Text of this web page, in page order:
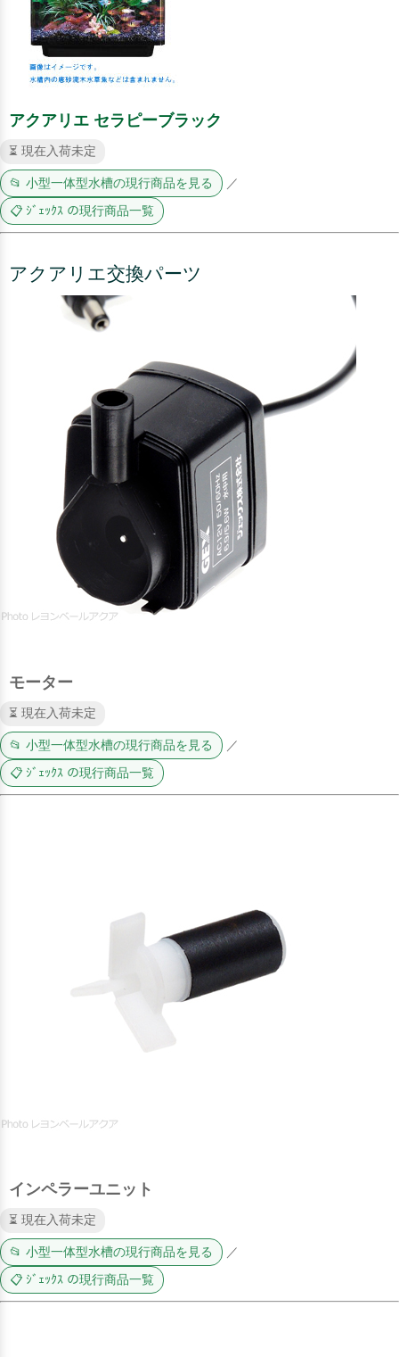
アクアリエ セラピーブラック
⏳ 現在入荷未定
📂 小型一体型水槽の現行商品を見る ／
📋 ｼﾞｪｯｸｽ の現行商品一覧
アクアリエ交換パーツ
モーター
⏳ 現在入荷未定
📂 小型一体型水槽の現行商品を見る ／
📋 ｼﾞｪｯｸｽ の現行商品一覧
インペラーユニット
⏳ 現在入荷未定
📂 小型一体型水槽の現行商品を見る ／
📋 ｼﾞｪｯｸｽ の現行商品一覧